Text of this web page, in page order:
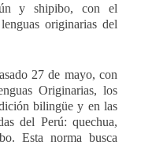
y shipibo, con el
originarias del
27 de mayo, con
Originarias, los
bilingüe y en las
del Perú: quechua,
Esta norma busca